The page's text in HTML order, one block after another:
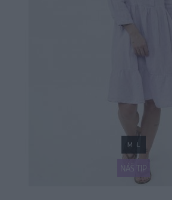
NÁŠ TIP
M L